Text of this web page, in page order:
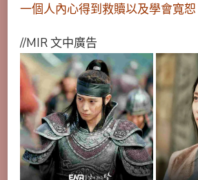
一個人內心得到救贖以及學會寬恕
//MIR 文中廣告